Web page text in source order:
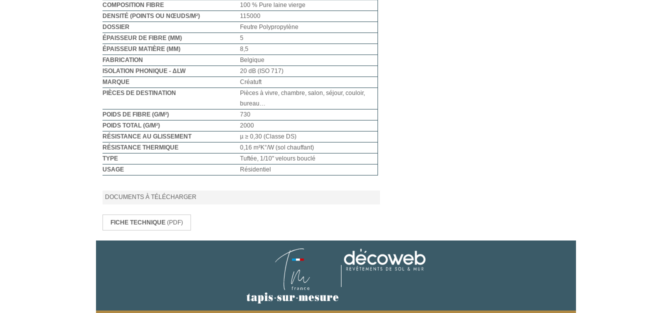
COMPOSITION FIBRE
100 % Pure laine vierge
DENSITÉ (POINTS OU NŒUDS/M²)
115000
DOSSIER
Feutre Polypropylène
ÉPAISSEUR DE FIBRE (MM)
5
ÉPAISSEUR MATIÈRE (MM)
8,5
FABRICATION
Belgique
ISOLATION PHONIQUE - ΔLW
20 dB (ISO 717)
MARQUE
Créatuft
PIÈCES DE DESTINATION
Pièces à vivre, chambre, salon, séjour, couloir,
bureau…
POIDS DE FIBRE (G/M²)
730
POIDS TOTAL (G/M²)
2000
RÉSISTANCE AU GLISSEMENT
µ ≥ 0,30 (Classe DS)
RÉSISTANCE THERMIQUE
0,16 m²K°/W (sol chauffant)
TYPE
Tuftée, 1/10" velours bouclé
USAGE
Résidentiel
DOCUMENTS À TÉLÉCHARGER
FICHE TECHNIQUE (PDF)